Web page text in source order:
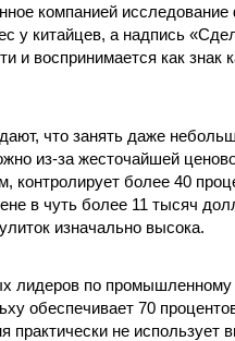
компанией исследование
у китайцев, а надпись
и воспринимается как знак
что занять даже
из-за жесточайшей
контролирует более 40
в чуть более 11 тысяч
изначально высока.
лидеров по промышленному
обеспечивает 70
практически не использует